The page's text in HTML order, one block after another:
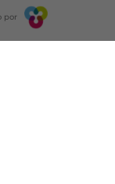
por